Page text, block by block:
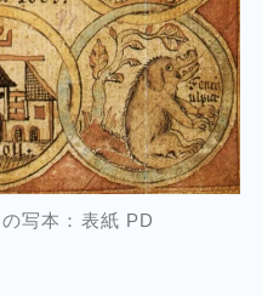
の写本：表紙 PD